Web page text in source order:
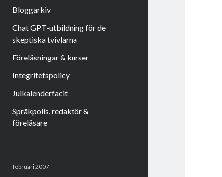
Bloggarkiv
Chat GPT-utbildning för de
skeptiska tvivlarna
Föreläsningar & kurser
Integritetspolicy
Julkalenderfacit
Språkpolis, redaktör &
föreläsare
februari 2007